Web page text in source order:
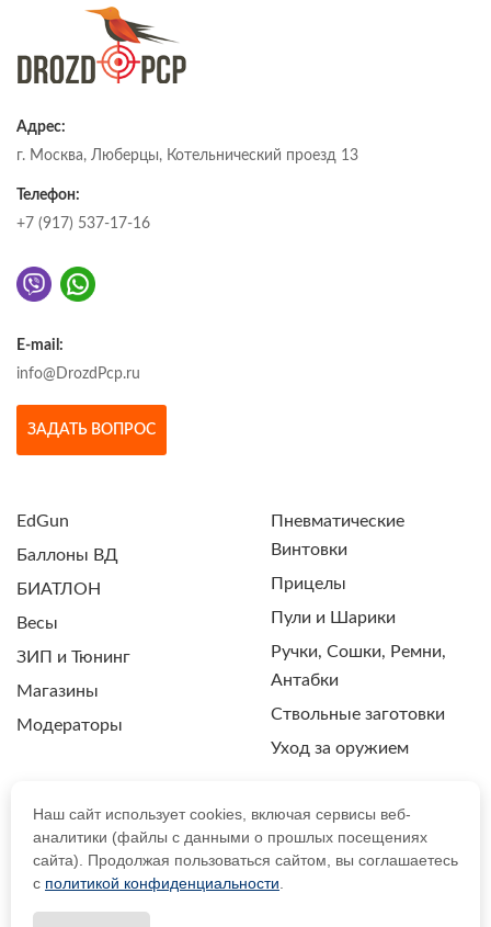
Адрес:
г. Москва, Люберцы, Котельнический проезд 13
Телефон:
+7 (917) 537-17-16
E-mail:
info@DrozdPcp.ru
ЗАДАТЬ ВОПРОС
EdGun
Баллоны ВД
БИАТЛОН
Весы
ЗИП и Тюнинг
Магазины
Модераторы
Пневматические
Винтовки
Прицелы
Пули и Шарики
Ручки, Сошки, Ремни,
Антабки
Ствольные заготовки
Уход за оружием
ПОЛИТИКА КОНФИДЕНЦИАЛЬНОСТИ
Наш сайт использует cookies, включая сервисы веб-
аналитики (файлы с данными о прошлых посещениях
сайта). Продолжая пользоваться сайтом, вы соглашаетесь
с политикой конфиденциальности